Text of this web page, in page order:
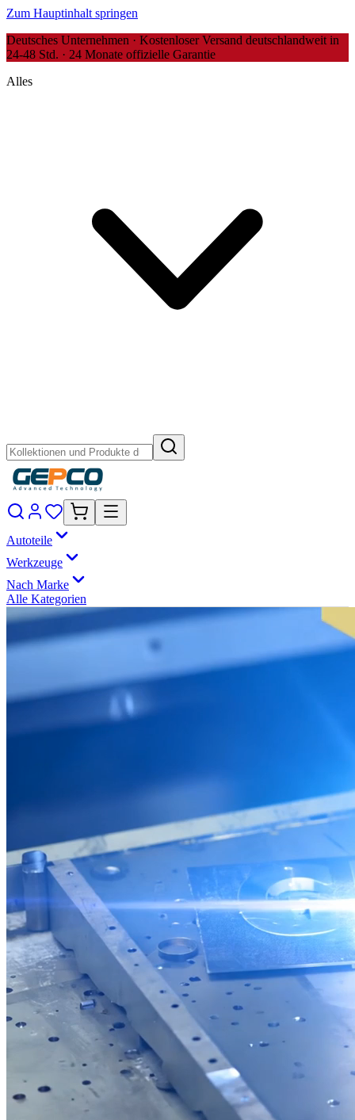
Zum Hauptinhalt springen
Deutsches Unternehmen · Kostenloser Versand deutschlandweit in
24-48 Std. · 24 Monate offizielle Garantie
Alles
Autoteile
Werkzeuge
Nach Marke
Alle Kategorien